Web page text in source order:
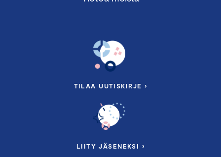
TILAA UUTISKIRJE ›
LIITY JÄSENEKSI ›